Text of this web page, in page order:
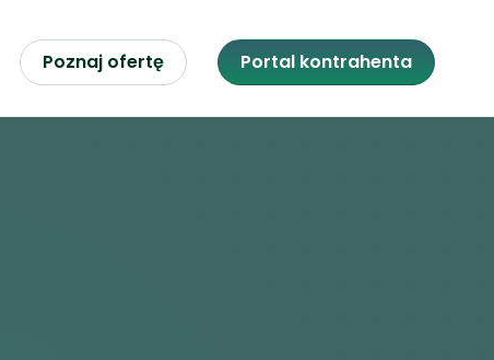
Poznaj ofertę Portal kontrahenta